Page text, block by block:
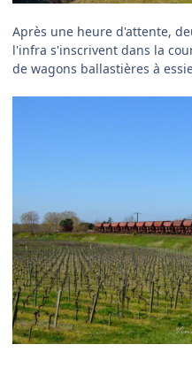
Après une heure d'attente,
l'infra s'inscrivent dans la
de wagons ballastières à